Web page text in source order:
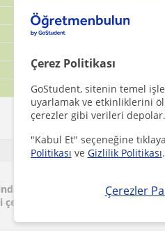
Çerez Politikası
GoStudent, sitenin temel
uyarlamak ve etkinliklerini
çerezler gibi verileri depolar.
"Kabul Et" seçeneğine
Politikası ve Gizlilik Politikası.
Çerezler
Asagi Imrahor, Çankaya
çekebilecek diğer Psikoloji